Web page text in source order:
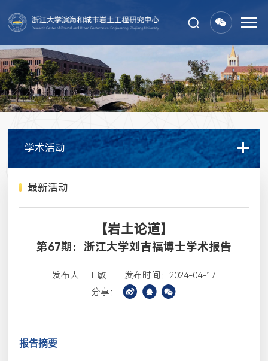
学术活动
最新活动
【岩土论道】
第67期：浙江大学刘吉福博士学术报告
发布人：王敏
发布时间：2024-04-17
分享：
报告摘要